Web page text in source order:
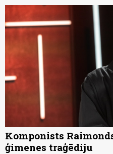
Komponists
ģimenes traģēdiju